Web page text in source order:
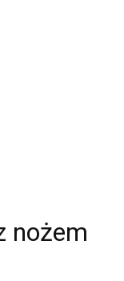
nożem